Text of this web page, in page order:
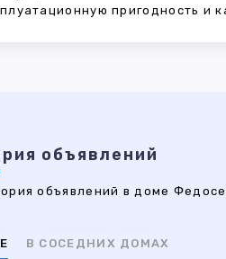
пригодность и
объявлений
объявлений в доме
В СОСЕДНИХ ДОМАХ